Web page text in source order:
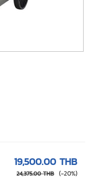
19,500.00 THB
24,375.00 THB (-20%)